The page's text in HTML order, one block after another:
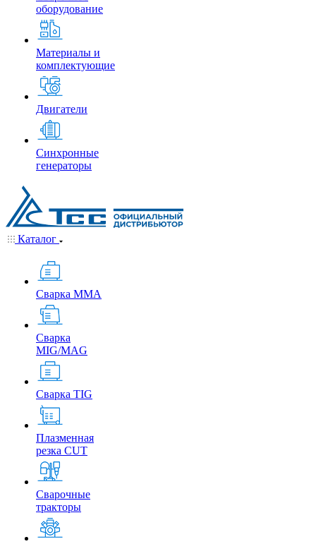
оборудование
Материалы и
комплектующие
Двигатели
Синхронные
генераторы
Каталог
Сварка MMA
Сварка
MIG/MAG
Сварка TIG
Плазменная
резка CUT
Сварочные
тракторы